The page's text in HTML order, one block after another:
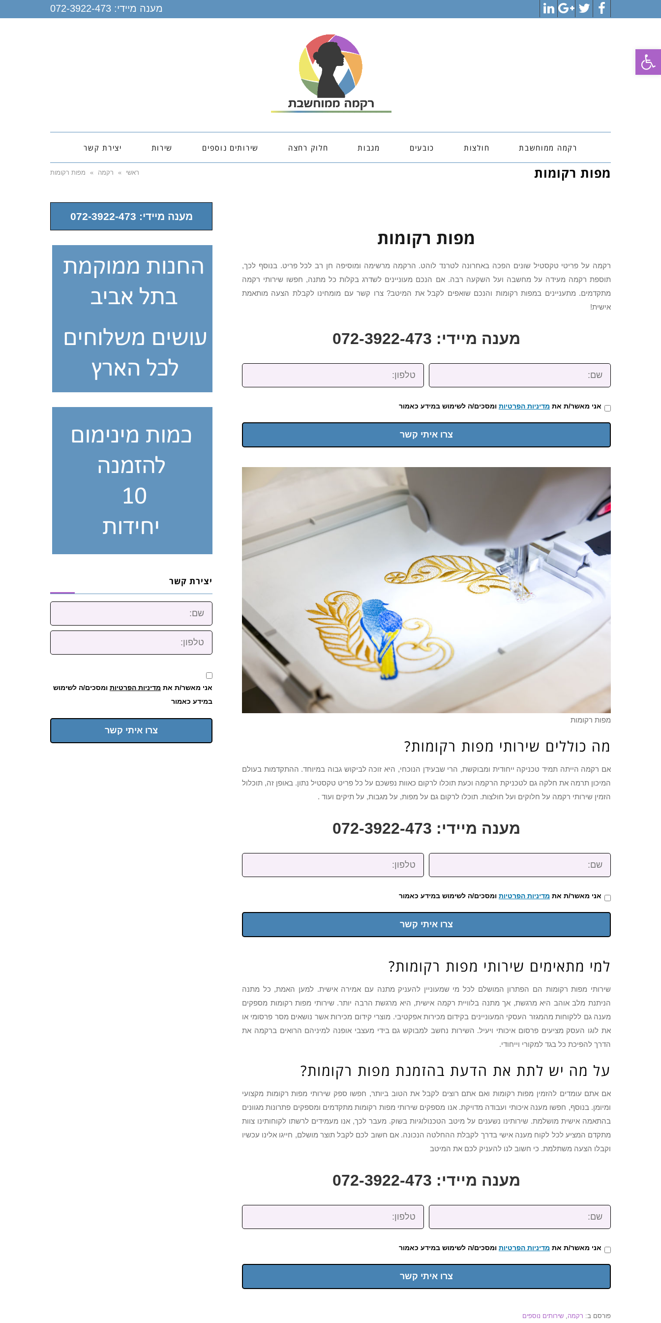
פתח סרגל נגישות
Facebook
Twitter
Google+
LinkedIn
מענה מיידי: 072-3922-473
רקמה ממוחשבת חולצות כובעים מגבות חלוק רחצה שירותים נוספים שירות יצירת קשר
מפות רקומות ראשי » רקמה » מפות רקומות
מפות רקומות
רקמה על פריטי טקסטיל שונים הפכה באחרונה לטרנד לוהט. הרקמה מרשימה ומוסיפה חן רב לכל פריט. בנוסף לכך,
תוספת רקמה מעידה על מחשבה ועל השקעה רבה. אם הנכם מעוניינים לשדרג בקלות כל מתנה, חפשו שירותי רקמה
מתקדמים. מתעניינים במפות רקומות והנכם שואפים לקבל את המיטב? צרו קשר עם מומחינו לקבלת הצעה מותאמת
אישית!
מענה מיידי: 072-3922-473
שם: טלפון:
אני מאשר/ת את מדיניות הפרטיות ומסכים/ה לשימוש במידע כאמור
צרו איתי קשר
מפות רקומות
מה כוללים שירותי מפות רקומות?
אם רקמה הייתה תמיד טכניקה ייחודית ומבוקשת, הרי שבעידן הנוכחי, היא זוכה לביקוש גבוה במיוחד. ההתקדמות בעולם
המיכון תרמה את חלקה גם לטכניקת הרקמה וכעת תוכלו לרקום כאוות נפשכם על כל פריט טקסטיל נתון. באופן זה, תוכלול
הזמין שירותי רקמה על חלוקים ועל חולצות. תוכלו לרקום גם על מפות, על מגבות, על תיקים ועוד .
מענה מיידי: 072-3922-473
שם: טלפון:
אני מאשר/ת את מדיניות הפרטיות ומסכים/ה לשימוש במידע כאמור
צרו איתי קשר
למי מתאימים שירותי מפות רקומות?
שירותי מפות רקומות הם הפתרון המושלם לכל מי שמעוניין להעניק מתנה עם אמירה אישית. למען האמת, כל מתנה
הניתנת מלב אוהב היא מרגשת, אך מתנה בלוויית רקמה אישית, היא מרגשת הרבה יותר. שירותי מפות רקומות מספקים
מענה גם ללקוחות מהמגזר העסקי המעוניינים בקידום מכירות אפקטיבי. מוצרי קידום מכירות אשר נושאים מסר פרסומי או
את לוגו העסק מציעים פרסום איכותי ויעיל. השירות נחשב למבוקש גם בידי מעצבי אופנה למיניהם הרואים ברקמה את
הדרך להפיכת כל בגד למקורי וייחודי.
על מה יש לתת את הדעת בהזמנת מפות רקומות?
אם אתם עומדים להזמין מפות רקומות ואם אתם רוצים לקבל את הטוב ביותר, חפשו ספק שירותי מפות רקומות מקצועי
ומיומן. בנוסף, חפשו מענה איכותי ועבודה מדויקת. אנו מספקים שירותי מפות רקומות מתקדמים ומספקים פתרונות מגוונים
בהתאמה אישית מושלמת. שירותינו נשענים על מיטב הטכנולוגיות בשוק. מעבר לכך, אנו מעמידים לרשתו לקוחותינו צוות
מתקדם המציע לכל לקוח מענה אישי בדרך לקבלת ההחלטה הנכונה. אם חשוב לכם לקבל תוצר מושלם, חייגו אלינו עכשיו
וקבלו הצעה משתלמת. כי חשוב לנו להעניק לכם את המיטב
מענה מיידי: 072-3922-473
שם: טלפון:
אני מאשר/ת את מדיניות הפרטיות ומסכים/ה לשימוש במידע כאמור
צרו איתי קשר
פורסם ב: רקמה שירותים נוספים
מענה מיידי: 072-3922-473
יצירת קשר
שם:
טלפון:
אני מאשר/ת את מדיניות הפרטיות ומסכים/ה לשימוש
במידע כאמור
צרו איתי קשר